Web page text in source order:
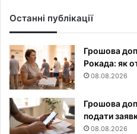
Останні публікації
Грошова
Рокада: як
08.08.2026
Грошова
подати
08.08.2026